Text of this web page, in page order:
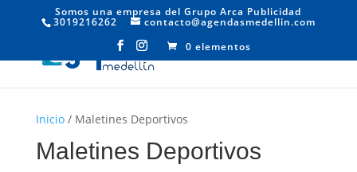
Somos una empresa del Grupo Arca Publicidad
3019216262
contacto@agendasmedellin.com
0 elementos
Inicio/ Maletines Deportivos
Maletines Deportivos